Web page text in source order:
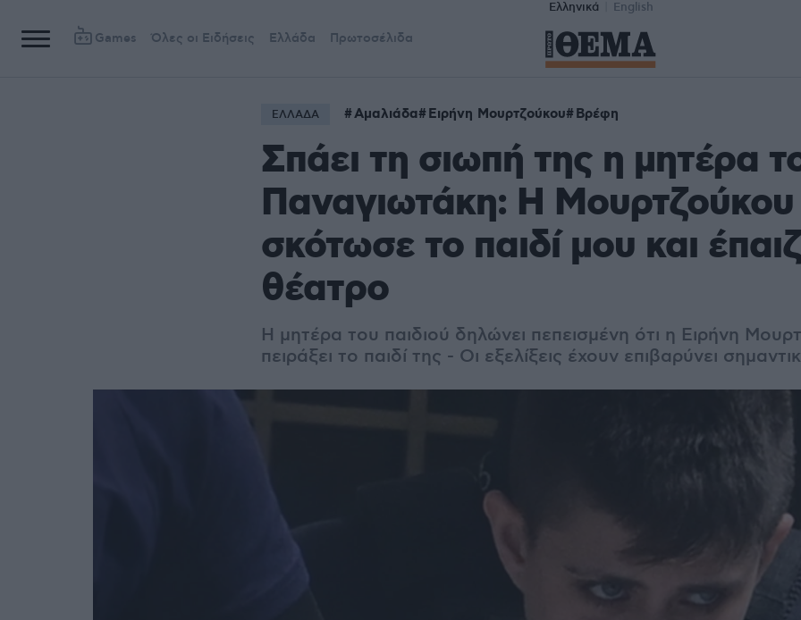
Ελληνικά English
Games Όλες οι Ειδήσεις Ελλάδα Πρωτοσέλιδα
ΕΛΛΑΔΑ Αμαλιάδα Ειρήνη Μουρτζούκου Βρέφη
Σπάει τη σιωπή της η μητέρα
Παναγιωτάκη: Η Μουρτζούκου
σκότωσε το παιδί μου και
θέατρο
Η μητέρα του παιδιού δηλώνει πεπεισμένη ότι η Ειρήνη
πειράξει το παιδί της - Οι εξελίξεις έχουν επιβαρύνει